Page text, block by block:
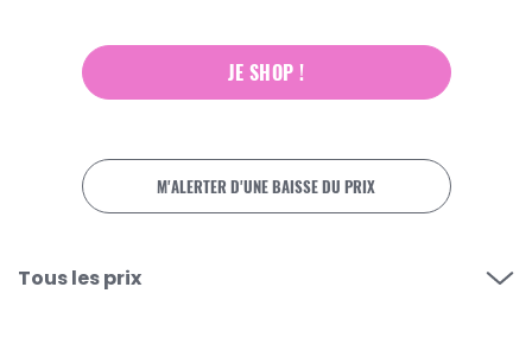
JE SHOP !
M'ALERTER D'UNE BAISSE DU PRIX
Tous les prix